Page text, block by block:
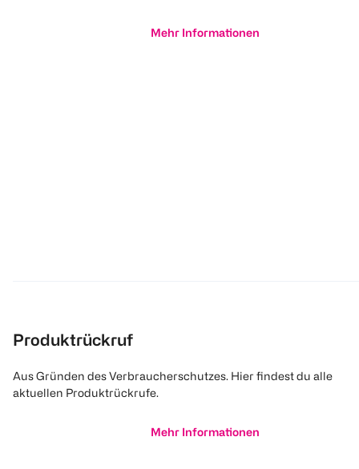
Mehr Informationen
Produktrückruf
Aus Gründen des Verbraucherschutzes. Hier findest du alle
aktuellen Produktrückrufe.
Mehr Informationen